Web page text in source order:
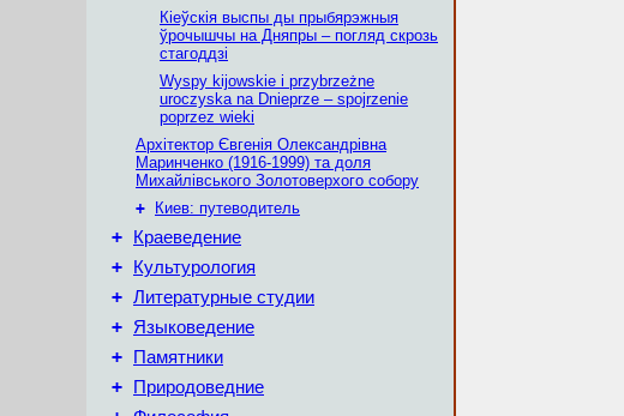
Кіеўскія выспы ды прыбярэжныя
ўрочышчы на Дняпры – погляд скрозь
стагоддзі
Wyspy kijowskie i przybrzeżne
uroczyska na Dnieprze – spojrzenie
poprzez wieki
Архітектор Євгенія Олександрівна
Маринченко (1916-1999) та доля
Михайлівського Золотоверхого собору
+
Киев: путеводитель
+ Краеведение
+ Культурология
+ Литературные студии
+ Языковедение
+ Памятники
+ Природоведние